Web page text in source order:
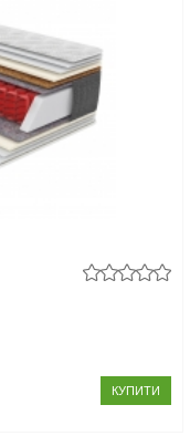
КУПИТИ